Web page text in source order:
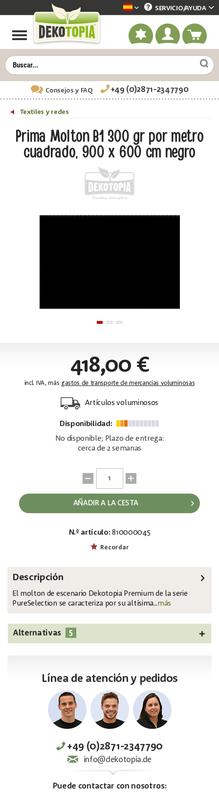
Dekotopia spanisch
SERVICIO/AYUDA
Consejos y FAQ +49 (0)2871-2347790
Textiles y redes
Prima Molton B1 300 gr por metro
cuadrado, 900 x 600 cm negro
418,00 €
incl. IVA, más gastos de transporte de mercancías voluminosas
Artículos voluminosos
Disponibilidad:
No disponible; Plazo de entrega:
cerca de 2 semanas
AÑADIR A LA CESTA
N.º artículo: 810000045
Recordar
Descripción
El molton de escenario Dekotopia Premium de la serie
PureSelection se caracteriza por su altísima...más
Alternativas 5
Línea de atención y pedidos
+49 (0)2871-2347790
info@dekotopia.de
Puede contactar con nosotros: